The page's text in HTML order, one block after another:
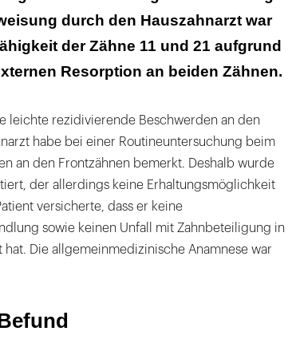
durch den Hauszahnarzt war
der Zähne 11 und 21 aufgrund
Resorption an beiden Zähnen.
leichte rezidivierende Beschwerden an den
habe bei einer Routineuntersuchung beim
an den Frontzähnen bemerkt. Deshalb wurde
der allerdings keine Erhaltungsmöglichkeit
versicherte, dass er keine
sowie keinen Unfall mit Zahnbeteiligung in
Die allgemeinmedizinische Anamnese war